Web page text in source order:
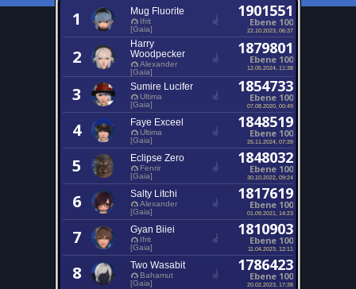
1 Mug Fluorite
Ifrit
[Gaia]
1901551
Ebene 100
22.10.2023, 06:37
2
Harry
Woodpecker
Alexander
[Gaia]
1879801
Ebene 100
12.05.2024, 11:38
3 Sumire Lucifer
Ultima
[Gaia]
1854733
Ebene 100
07.08.2020, 00:49
4 Faye Exceel
Ultima
[Gaia]
1848519
Ebene 100
25.11.2024, 07:39
5 Eclipse Zero
Fenrir
[Gaia]
1848032
Ebene 100
30.10.2022, 09:24
6 Salty Litchi
Alexander
[Gaia]
1817619
Ebene 100
01.09.2021, 14:23
7 Gyan Biiei
Ifrit
[Gaia]
1810903
Ebene 100
11.04.2023, 12:11
8 Two Wasabit
Bahamut
[Gaia]
1786423
Ebene 100
20.02.2023, 17:38